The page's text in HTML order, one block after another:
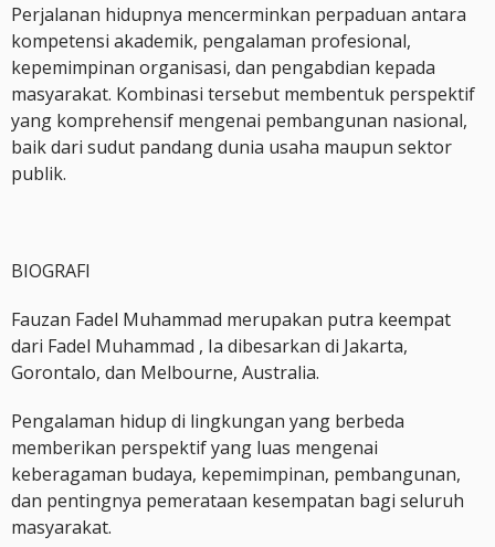
Perjalanan hidupnya mencerminkan perpaduan antara
kompetensi akademik, pengalaman profesional,
kepemimpinan organisasi, dan pengabdian kepada
masyarakat. Kombinasi tersebut membentuk perspektif
yang komprehensif mengenai pembangunan nasional,
baik dari sudut pandang dunia usaha maupun sektor
publik.
BIOGRAFI
Fauzan Fadel Muhammad merupakan putra keempat
dari Fadel Muhammad , Ia dibesarkan di Jakarta,
Gorontalo, dan Melbourne, Australia.
Pengalaman hidup di lingkungan yang berbeda
memberikan perspektif yang luas mengenai
keberagaman budaya, kepemimpinan, pembangunan,
dan pentingnya pemerataan kesempatan bagi seluruh
masyarakat.